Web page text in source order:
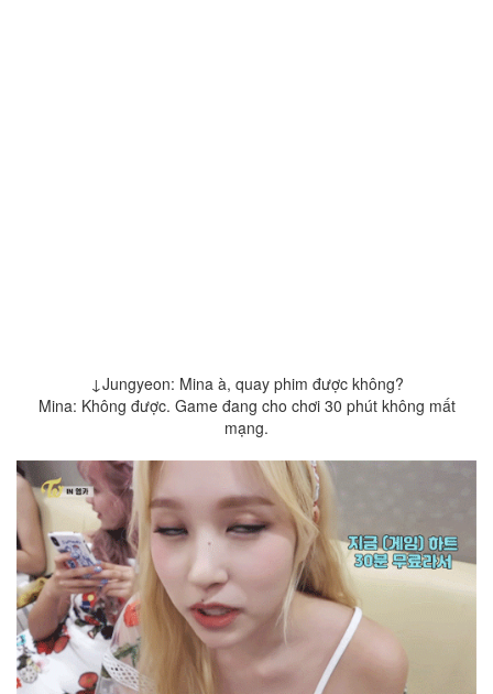
↓Jungyeon: Mina à, quay phim được không?
Mina: Không được. Game đang cho chơi 30 phút không mất
mạng.